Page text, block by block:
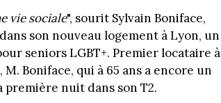
vie sociale", sourit Sylvain Boniface,
son nouveau logement à Lyon, un
seniors LGBT+. Premier locataire à
Boniface, qui à 65 ans a encore un
première nuit dans son T2.